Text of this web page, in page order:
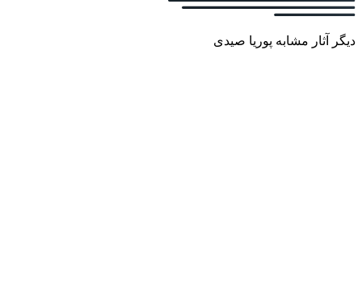
دیگر آثار مشابه پوریا صیدی